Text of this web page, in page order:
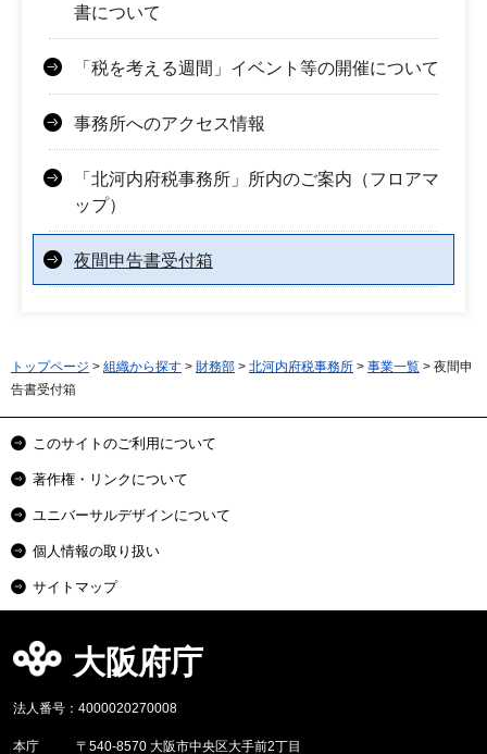
書について
「税を考える週間」イベント等の開催について
事務所へのアクセス情報
「北河内府税事務所」所内のご案内（フロアマ
ップ）
夜間申告書受付箱
トップページ > 組織から探す > 財務部 > 北河内府税事務所 > 事業一覧 > 夜間申
告書受付箱
このサイトのご利用について
著作権・リンクについて
ユニバーサルデザインについて
個人情報の取り扱い
サイトマップ
大阪府庁
法人番号：4000020270008
本庁 〒540-8570 大阪市中央区大手前2丁目